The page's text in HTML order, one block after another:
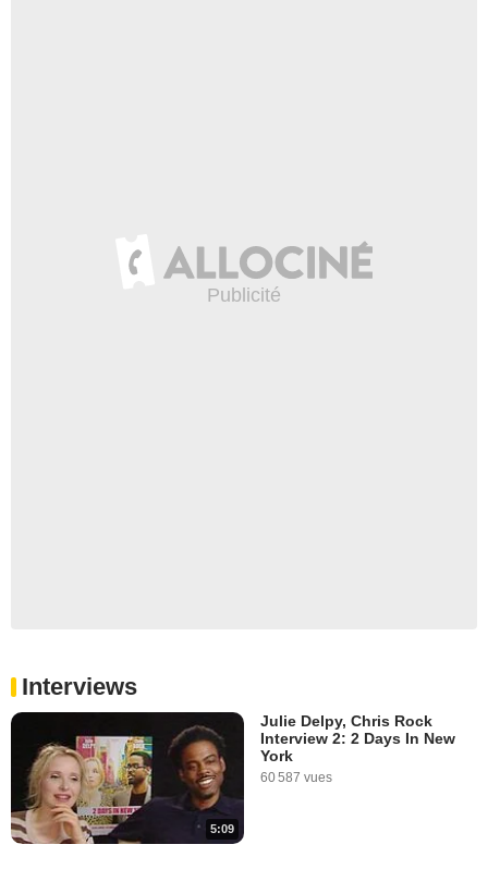
Interviews
5:09
Julie Delpy, Chris Rock
Interview 2: 2 Days In New
York
60 587 vues